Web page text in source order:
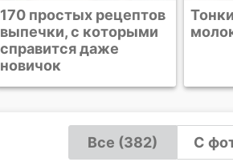
Тонкие блинчики на
молоке
Все (382) С